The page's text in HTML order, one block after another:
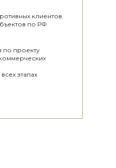
клиентов.
по РФ
по проекту
этапах